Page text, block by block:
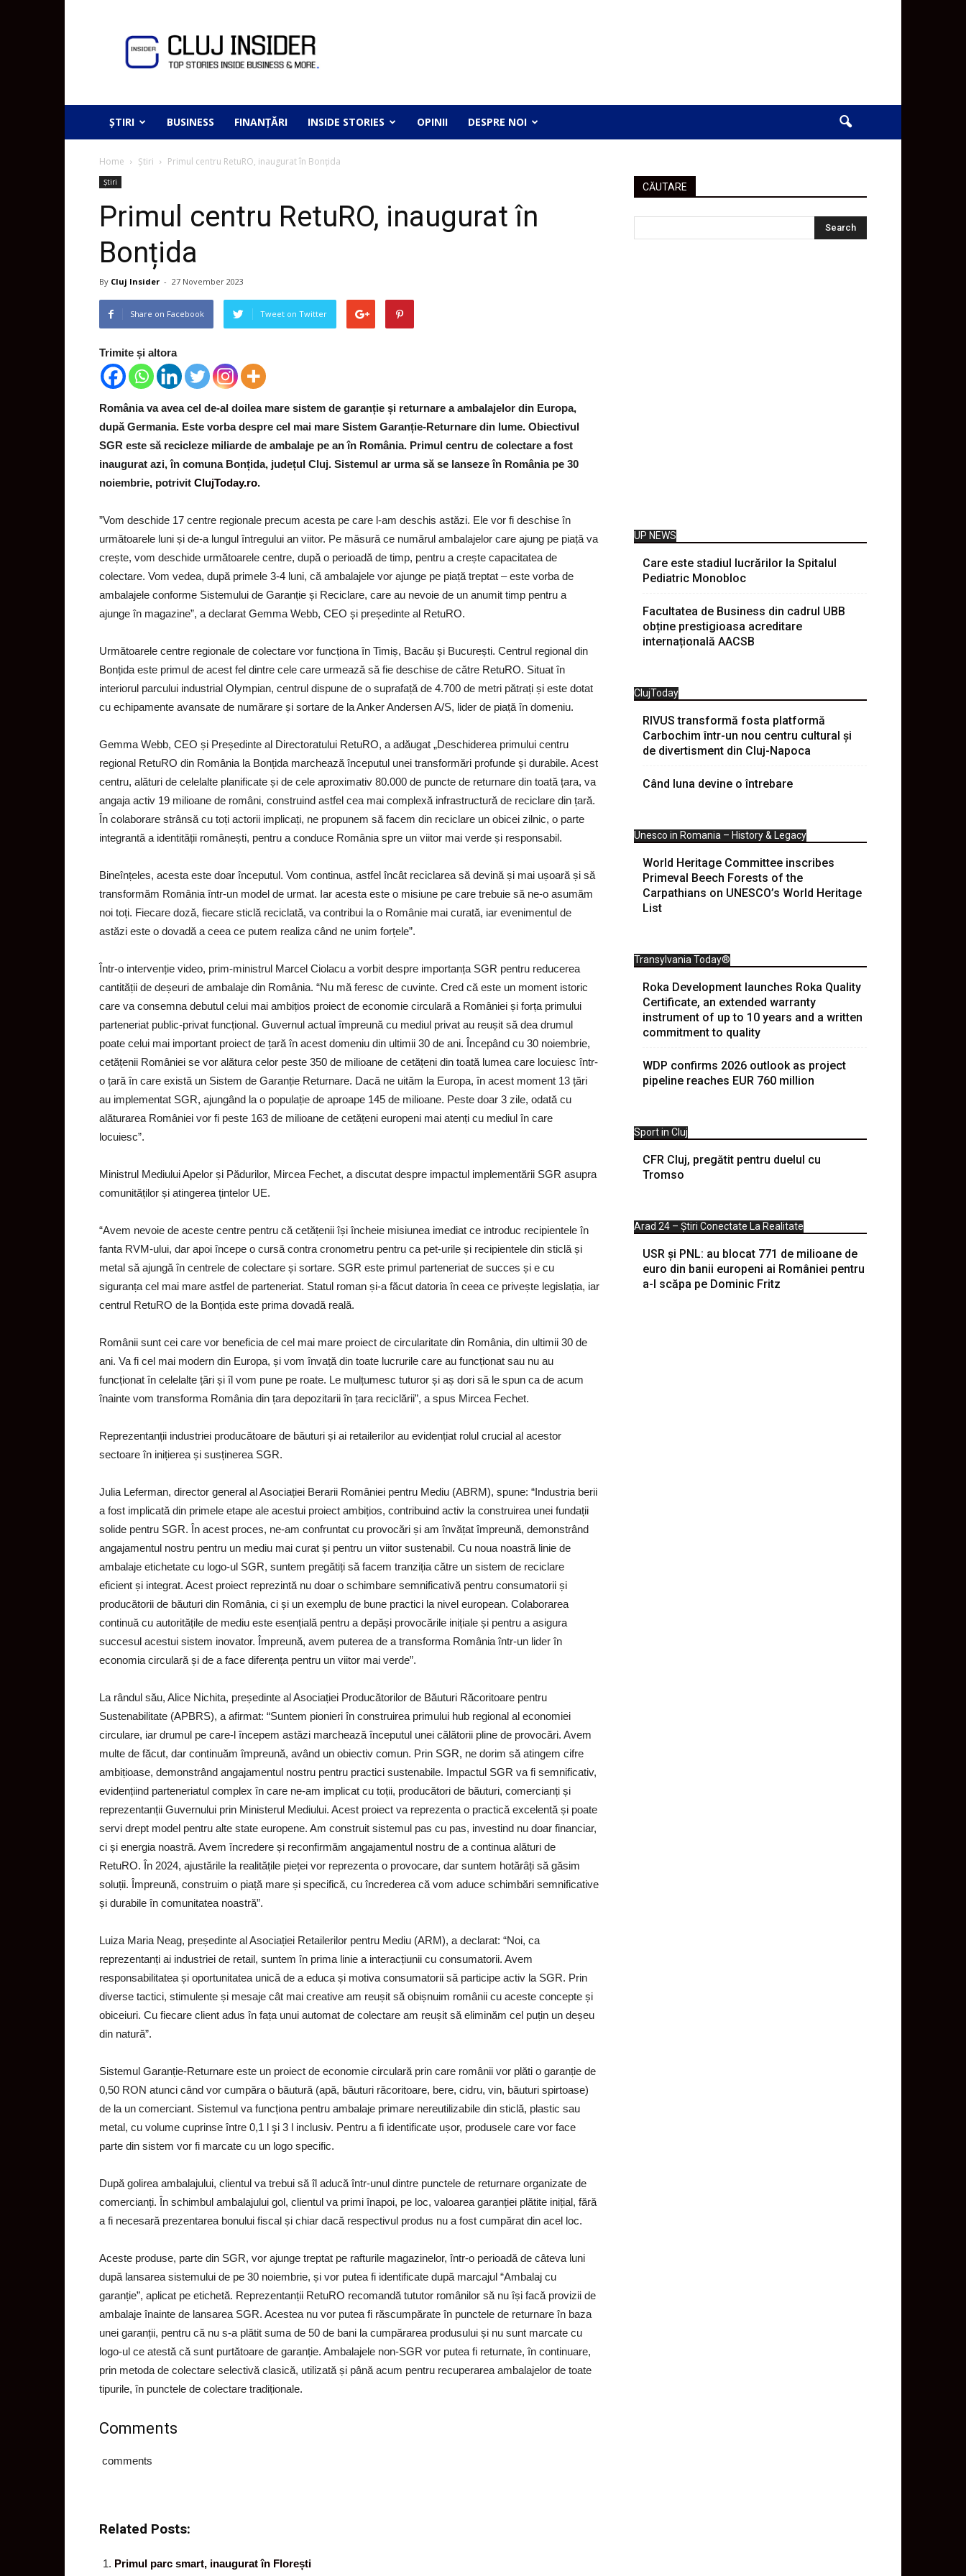
ȘTIRI BUSINESS FINANȚĂRI INSIDE STORIES OPINII DESPRE NOI
Home Știri Primul centru RetuRO, inaugurat în Bonțida
Știri
Primul centru RetuRO, inaugurat în
Bonțida
By Cluj Insider - 27 November 2023
Share on Facebook Tweet on Twitter
Trimite și altora
România va avea cel de-al doilea mare sistem de garanție și returnare a ambalajelor din Europa,
după Germania. Este vorba despre cel mai mare Sistem Garanție-Returnare din lume. Obiectivul
SGR este să recicleze miliarde de ambalaje pe an în România. Primul centru de colectare a fost
inaugurat azi, în comuna Bonțida, județul Cluj. Sistemul ar urma să se lanseze în România pe 30
noiembrie, potrivit ClujToday.ro.
”Vom deschide 17 centre regionale precum acesta pe care l-am deschis astăzi. Ele vor fi deschise în
următoarele luni și de-a lungul întregului an viitor. Pe măsură ce numărul ambalajelor care ajung pe piață va
crește, vom deschide următoarele centre, după o perioadă de timp, pentru a crește capacitatea de
colectare. Vom vedea, după primele 3-4 luni, că ambalajele vor ajunge pe piață treptat – este vorba de
ambalajele conforme Sistemului de Garanție și Reciclare, care au nevoie de un anumit timp pentru a
ajunge în magazine”, a declarat Gemma Webb, CEO și președinte al RetuRO.
Următoarele centre regionale de colectare vor funcționa în Timiș, Bacău și București. Centrul regional din
Bonțida este primul de acest fel dintre cele care urmează să fie deschise de către RetuRO. Situat în
interiorul parcului industrial Olympian, centrul dispune de o suprafață de 4.700 de metri pătrați și este dotat
cu echipamente avansate de numărare și sortare de la Anker Andersen A/S, lider de piață în domeniu.
Gemma Webb, CEO și Președinte al Directoratului RetuRO, a adăugat „Deschiderea primului centru
regional RetuRO din România la Bonțida marchează începutul unei transformări profunde și durabile. Acest
centru, alături de celelalte planificate și de cele aproximativ 80.000 de puncte de returnare din toată țara, va
angaja activ 19 milioane de români, construind astfel cea mai complexă infrastructură de reciclare din țară.
În colaborare strânsă cu toți actorii implicați, ne propunem să facem din reciclare un obicei zilnic, o parte
integrantă a identității românești, pentru a conduce România spre un viitor mai verde și responsabil.
Bineînțeles, acesta este doar începutul. Vom continua, astfel încât reciclarea să devină și mai ușoară și să
transformăm România într-un model de urmat. Iar acesta este o misiune pe care trebuie să ne-o asumăm
noi toți. Fiecare doză, fiecare sticlă reciclată, va contribui la o Românie mai curată, iar evenimentul de
astăzi este o dovadă a ceea ce putem realiza când ne unim forțele”.
Într-o intervenție video, prim-ministrul Marcel Ciolacu a vorbit despre importanța SGR pentru reducerea
cantității de deșeuri de ambalaje din România. “Nu mă feresc de cuvinte. Cred că este un moment istoric
care va consemna debutul celui mai ambițios proiect de economie circulară a României și forța primului
parteneriat public-privat funcțional. Guvernul actual împreună cu mediul privat au reușit să dea drumul
poate celui mai important proiect de țară în acest domeniu din ultimii 30 de ani. Începând cu 30 noiembrie,
cetățenii României se vor alătura celor peste 350 de milioane de cetățeni din toată lumea care locuiesc într-
o țară în care există un Sistem de Garanție Returnare. Dacă ne uităm la Europa, în acest moment 13 țări
au implementat SGR, ajungând la o populație de aproape 145 de milioane. Peste doar 3 zile, odată cu
alăturarea României vor fi peste 163 de milioane de cetățeni europeni mai atenți cu mediul în care
locuiesc”.
Ministrul Mediului Apelor și Pădurilor, Mircea Fechet, a discutat despre impactul implementării SGR asupra
comunităților și atingerea țintelor UE.
“Avem nevoie de aceste centre pentru că cetățenii își încheie misiunea imediat ce introduc recipientele în
fanta RVM-ului, dar apoi începe o cursă contra cronometru pentru ca pet-urile și recipientele din sticlă și
metal să ajungă în centrele de colectare și sortare. SGR este primul parteneriat de succes și e cu
siguranța cel mai mare astfel de parteneriat. Statul roman și-a făcut datoria în ceea ce privește legislația, iar
centrul RetuRO de la Bonțida este prima dovadă reală.
Românii sunt cei care vor beneficia de cel mai mare proiect de circularitate din România, din ultimii 30 de
ani. Va fi cel mai modern din Europa, și vom învață din toate lucrurile care au funcționat sau nu au
funcționat în celelalte țări și îl vom pune pe roate. Le mulțumesc tuturor și aș dori să le spun ca de acum
înainte vom transforma România din țara depozitarii în țara reciclării”, a spus Mircea Fechet.
Reprezentanții industriei producătoare de băuturi și ai retailerilor au evidențiat rolul crucial al acestor
sectoare în inițierea și susținerea SGR.
Julia Leferman, director general al Asociației Berarii României pentru Mediu (ABRM), spune: “Industria berii
a fost implicată din primele etape ale acestui proiect ambițios, contribuind activ la construirea unei fundații
solide pentru SGR. În acest proces, ne-am confruntat cu provocări și am învățat împreună, demonstrând
angajamentul nostru pentru un mediu mai curat și pentru un viitor sustenabil. Cu noua noastră linie de
ambalaje etichetate cu logo-ul SGR, suntem pregătiți să facem tranziția către un sistem de reciclare
eficient și integrat. Acest proiect reprezintă nu doar o schimbare semnificativă pentru consumatorii și
producătorii de băuturi din România, ci și un exemplu de bune practici la nivel european. Colaborarea
continuă cu autoritățile de mediu este esențială pentru a depăși provocările inițiale și pentru a asigura
succesul acestui sistem inovator. Împreună, avem puterea de a transforma România într-un lider în
economia circulară și de a face diferența pentru un viitor mai verde”.
La rândul său, Alice Nichita, președinte al Asociației Producătorilor de Băuturi Răcoritoare pentru
Sustenabilitate (APBRS), a afirmat: “Suntem pionieri în construirea primului hub regional al economiei
circulare, iar drumul pe care-l începem astăzi marchează începutul unei călătorii pline de provocări. Avem
multe de făcut, dar continuăm împreună, având un obiectiv comun. Prin SGR, ne dorim să atingem cifre
ambițioase, demonstrând angajamentul nostru pentru practici sustenabile. Impactul SGR va fi semnificativ,
evidențiind parteneriatul complex în care ne-am implicat cu toții, producători de băuturi, comercianți și
reprezentanții Guvernului prin Ministerul Mediului. Acest proiect va reprezenta o practică excelentă și poate
servi drept model pentru alte state europene. Am construit sistemul pas cu pas, investind nu doar financiar,
ci și energia noastră. Avem încredere și reconfirmăm angajamentul nostru de a continua alături de
RetuRO. În 2024, ajustările la realitățile pieței vor reprezenta o provocare, dar suntem hotărâți să găsim
soluții. Împreună, construim o piață mare și specifică, cu încrederea că vom aduce schimbări semnificative
și durabile în comunitatea noastră”.
Luiza Maria Neag, președinte al Asociației Retailerilor pentru Mediu (ARM), a declarat: “Noi, ca
reprezentanți ai industriei de retail, suntem în prima linie a interacțiunii cu consumatorii. Avem
responsabilitatea și oportunitatea unică de a educa și motiva consumatorii să participe activ la SGR. Prin
diverse tactici, stimulente și mesaje cât mai creative am reușit să obișnuim românii cu aceste concepte și
obiceiuri. Cu fiecare client adus în fața unui automat de colectare am reușit să eliminăm cel puțin un deșeu
din natură”.
Sistemul Garanție-Returnare este un proiect de economie circulară prin care românii vor plăti o garanție de
0,50 RON atunci când vor cumpăra o băutură (apă, băuturi răcoritoare, bere, cidru, vin, băuturi spirtoase)
de la un comerciant. Sistemul va funcționa pentru ambalaje primare nereutilizabile din sticlă, plastic sau
metal, cu volume cuprinse între 0,1 l şi 3 l inclusiv. Pentru a fi identificate ușor, produsele care vor face
parte din sistem vor fi marcate cu un logo specific.
După golirea ambalajului, clientul va trebui să îl aducă într-unul dintre punctele de returnare organizate de
comercianți. În schimbul ambalajului gol, clientul va primi înapoi, pe loc, valoarea garanției plătite inițial, fără
a fi necesară prezentarea bonului fiscal și chiar dacă respectivul produs nu a fost cumpărat din acel loc.
Aceste produse, parte din SGR, vor ajunge treptat pe rafturile magazinelor, într-o perioadă de câteva luni
după lansarea sistemului de pe 30 noiembrie, și vor putea fi identificate după marcajul “Ambalaj cu
garanție”, aplicat pe etichetă. Reprezentanții RetuRO recomandă tututor românilor să nu își facă provizii de
ambalaje înainte de lansarea SGR. Acestea nu vor putea fi răscumpărate în punctele de returnare în baza
unei garanții, pentru că nu s-a plătit suma de 50 de bani la cumpărarea produsului și nu sunt marcate cu
logo-ul ce atestă că sunt purtătoare de garanție. Ambalajele non-SGR vor putea fi returnate, în continuare,
prin metoda de colectare selectivă clasică, utilizată și până acum pentru recuperarea ambalajelor de toate
tipurile, în punctele de colectare tradiționale.
Comments
comments
Related Posts:
Primul parc smart, inaugurat în Florești
CĂUTARE
UP NEWS
Care este stadiul lucrărilor la Spitalul
Pediatric Monobloc
Facultatea de Business din cadrul UBB
obține prestigioasa acreditare
internațională AACSB
ClujToday
RIVUS transformă fosta platformă
Carbochim într-un nou centru cultural și
de divertisment din Cluj-Napoca
Când luna devine o întrebare
Unesco in Romania – History & Legacy
World Heritage Committee inscribes
Primeval Beech Forests of the
Carpathians on UNESCO’s World Heritage
List
Transylvania Today®
Roka Development launches Roka Quality
Certificate, an extended warranty
instrument of up to 10 years and a written
commitment to quality
WDP confirms 2026 outlook as project
pipeline reaches EUR 760 million
Sport in Cluj
CFR Cluj, pregătit pentru duelul cu
Tromso
Arad 24 – Știri Conectate La Realitate
USR și PNL: au blocat 771 de milioane de
euro din banii europeni ai României pentru
a-l scăpa pe Dominic Fritz